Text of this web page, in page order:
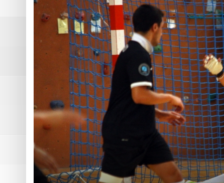
Pôle Sud 38 tient sa
Résumé vidéo Picasso –
2ème victoire de la saison
Les photos de Picasso –
Résumé vidéo Echirolles –
DE NATATION